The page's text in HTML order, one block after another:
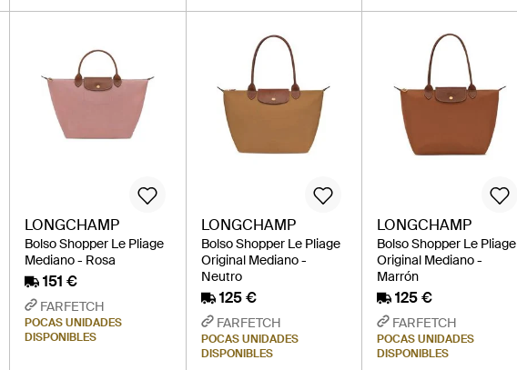
LONGCHAMP
Bolso Shopper Le Pliage
Mediano - Rosa
151 €
FARFETCH
POCAS UNIDADES
DISPONIBLES
LONGCHAMP
Bolso Shopper Le Pliage
Original Mediano -
Neutro
125 €
FARFETCH
POCAS UNIDADES
DISPONIBLES
LONGCHAMP
Bolso Shopper Le Pliage
Original Mediano -
Marrón
125 €
FARFETCH
POCAS UNIDADES
DISPONIBLES